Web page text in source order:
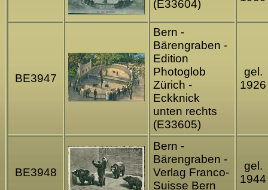
(E33604)
BE3947
Bern -
Bärengraben -
Edition
Photoglob
Zürich -
Eckknick
unten rechts
(E33605)
gel.
1926
BE3948
Bern -
Bärengraben -
Verlag Franco-
Suisse Bern
gel.
1944